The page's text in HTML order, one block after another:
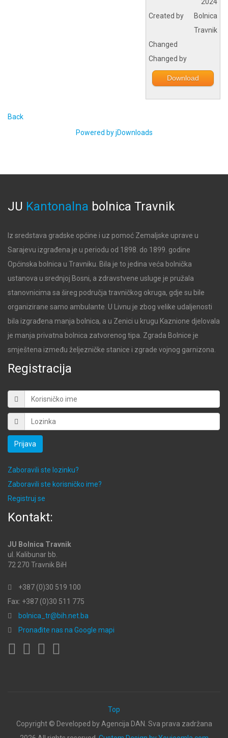
Created by
Bolnica
Travnik
Changed
Changed by
Download
Back
Powered by jDownloads
JU Kantonalna bolnica Travnik
Iz sredstava gradske općine i uz pomoć Zemaljske uprave u
Sarajevu izgrađena je u periodu od 1898. do 1899. godine
Općinska bolnica u Travniku. Bila je to jedina veća bolnička
ustanova u srednjoj Bosni, a zdravstvene usluge je pružala
stanovnicima sa šireg područja travničkog okruga, gdje su bile
organizirane samo ambulante. U Livnu je zbog velike udaljenosti
bila izgrađena manja bolnica, a u Zenici u krugu Kaznione djelovala
je manja privatna bolnica zatvorenog tipa. Zgrada Bolnice je
smještena između željezničke stanice i zgrade vojnog garnizona.
Registracija
Prijava
Zaboravili ste lozinku?
Zaboravili ste korisničko ime?
Registruj se
Kontakt:
JU Bolnica Travnik
ul. Kalibunar bb.
72 270 Travnik BiH
+387 (0)30 519 100
Fax: +387 (0)30 511 775
bolnica_tr@bih.net.ba
Pronađite nas na Google mapi
Top
Copyright © Developed by Agencija DAN. Sva prava zadržana